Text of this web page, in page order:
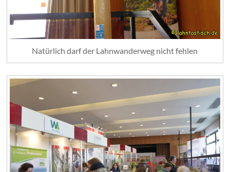
Natürlich darf der Lahnwanderweg nicht fehlen